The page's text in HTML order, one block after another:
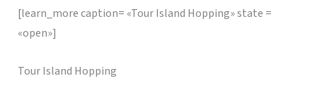
[learn_more caption= «Tour Island Hopping» state =
«open»]
Tour Island Hopping